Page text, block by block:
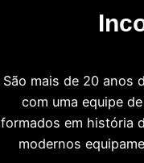
São mais de 20 anos
com uma equipe
formados em história
modernos